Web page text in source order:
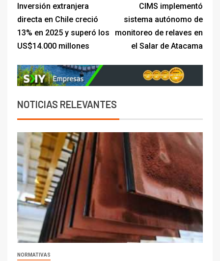
Inversión extranjera
directa en Chile creció
13% en 2025 y superó los
US$14.000 millones
CIMS implementó
sistema autónomo de
monitoreo de relaves en
el Salar de Atacama
NOTICIAS RELEVANTES
NORMATIVAS
4 I+D
Informe bimensual de
Cochilco: precio del cobre
alcanza máximos por escasez
5 I+D
del cobre y educación superior
se relacionan en zonas
mineras
6 I+D
BHP proyecta producción de
cobre cercana a 2 millones de
toneladas tras récord en
Escondida
7 I+D
Codelco reporta Ebitda de US$
6.670 millones y mejora sus
indicadores financieros